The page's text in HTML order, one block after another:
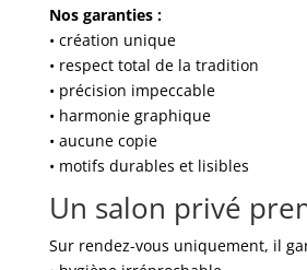
Nos garanties :
• création unique
• respect total de la tradition
• précision impeccable
• harmonie graphique
• aucune copie
• motifs durables et lisibles
Un salon privé
Sur rendez-vous uniquement, il